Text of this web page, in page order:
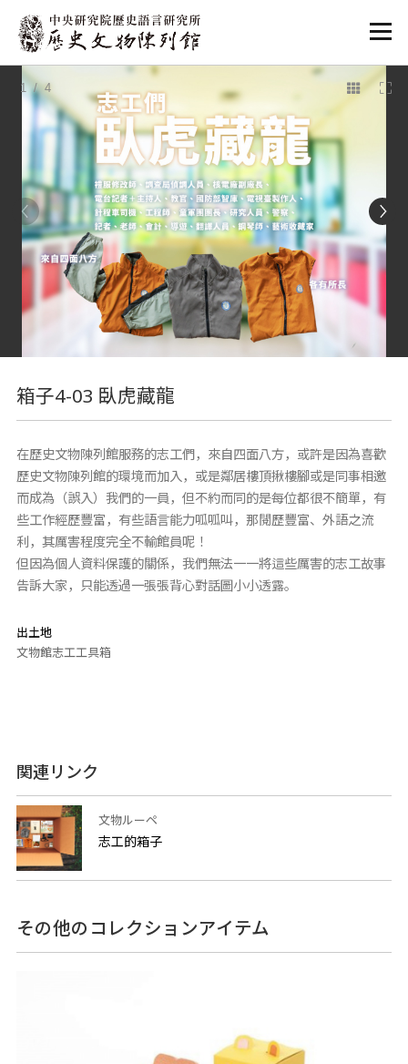
:::
1/ 4
箱子4-03 臥虎藏龍
在歷史文物陳列館服務的志工們，來自四面八方，或許是因為喜歡
歷史文物陳列館的環境而加入，或是鄰居樓頂揪樓腳或是同事相邀
而成為（誤入）我們的一員，但不約而同的是每位都很不簡單，有
些工作經歷豐富，有些語言能力呱呱叫，那閱歷豐富、外語之流
利，其厲害程度完全不輸館員呢！
但因為個人資料保護的關係，我們無法一一將這些厲害的志工故事
告訴大家，只能透過一張張背心對話圖小小透露。
出土地
文物館志工工具箱
関連リンク
文物ルーペ
志工的箱子
その他のコレクションアイテム